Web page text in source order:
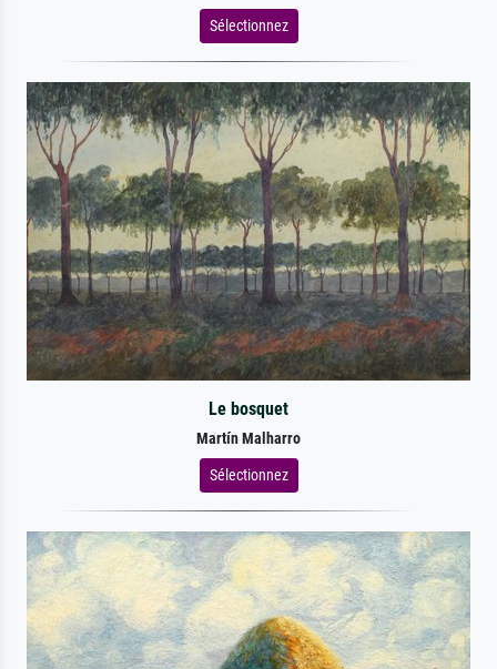
Sélectionnez
Le bosquet
Martín Malharro
Sélectionnez